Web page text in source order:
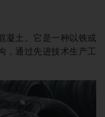
凝土。它是一种以铁或
，通过先进技术生产工